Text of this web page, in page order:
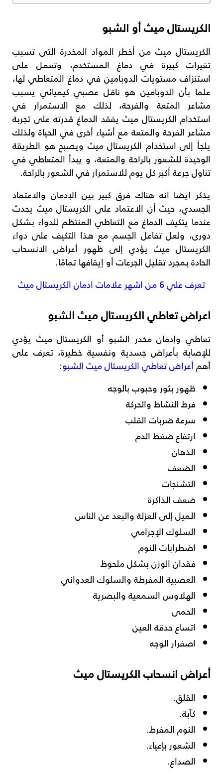
الكريستال ميث أو الشبو
الكريستال ميث من أخطر المواد المخدرة التى تسبب
تغيرات كبيرة في دماغ المستخدم، وتعمل على
استنزاف مستويات الدوبامين في دماغ المتعاطي لها،
علما بأن الدوبامين هو ناقل عصبي كيميائي يسبب
مشاعر المتعة والفرحة، لذلك مع الاستمرار في
استخدام الكريستال ميث يفقد الدماغ قدرته على تجربة
مشاعر الفرحة والمتعة مع أشياء أخرى في الحياة ولذلك
يلجأ إلى استخدام الكريستال ميث ويصبح هو الطريقة
الوحيدة للشعور بالراحة والمتعة، و يبدأ المتعاطي في
تناول جرعة أكبر كل يوم للاستمرار في الشعور بالراحة.
يذكر ايضا انه هناك فرق كبير بين الإدمان والاعتماد
الجسدي، حيث أن الاعتماد على الكريستال ميث يحدث
عندما يتكيف الدماغ مع التعاطي المنتظم للدواء بشكل
دورى، ولعل تفاعل الجسم مع هذا التكيف على دواء
الكريستال ميث يؤدي إلى ظهور أعراض الانسحاب
الحادة بمجرد تقليل الجرعات أو إيقافها تمامًا.
تعرف علي 6 من اشهر علامات ادمان الكريستال ميث
اعراض تعاطي الكريستال ميث الشبو
تعاطي وإدمان مخدر الشبو أو الكريستال ميث يؤدي
للإصابة بأعراض جسدية ونفسية خطيرة، تعرف على
أهمأعراض تعاطي الكريستال ميث الشبو:
ظهور بثور وحبوب بالوجه
فرط النشاط والحركة
سرعة ضربات القلب
ارتفاع ضغط الدم
الذهان
الضعف
التشنجات
ضعف الذاكرة
الميل إلى العزلة والبعد عن الناس
السلوك الإجرامي
اضطرابات النوم
فقدان الوزن بشكل ملحوظ
العصبية المفرطة والسلوك العدواني
الهلاوس السمعية والبصرية
الحمى
اتساع حدقة العين
اصفرار الوجه
أعراض انسحاب الكريستال ميث
القلق.
كآبة.
النوم المفرط.
الشعور بإعياء.
الصداع.